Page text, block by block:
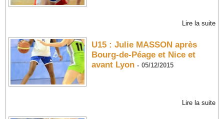
Lire la suite
U15 : Julie MASSON après
Bourg-de-Péage et Nice et
avant Lyon - 05/12/2015
Lire la suite